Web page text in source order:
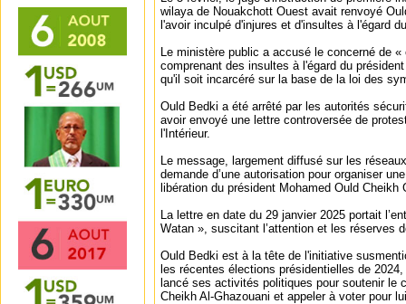
wilaya de Nouakchott Ouest avait renvoyé
l'avoir inculpé d'injures et d'insultes à l'égard
‎Le ministère public a accusé le concerné de
comprenant des insultes à l'égard du
qu'il soit incarcéré sur la base de la loi des
Ould Bedki a été arrêté par les autorités
avoir envoyé une lettre controversée de
l'Intérieur.
Le message, largement diffusé sur les
demande d’une autorisation pour organiser
libération du président Mohamed Ould Cheikh
‎La lettre en date du 29 janvier 2025 portait
Watan », suscitant l’attention et les réserves
Ould Bedki est à la tête de l'initiative
les récentes élections présidentielles de
lancé ses activités politiques pour soutenir le
Cheikh Al-Ghazouani et appeler à voter pour